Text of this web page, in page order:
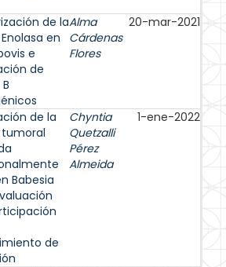
de la
en
e
de
Alma
Cárdenas
Flores
20-mar-2021
de la
Babesia
de
Chyntia
Quetzalli
Pérez
Almeida
1-ene-2022